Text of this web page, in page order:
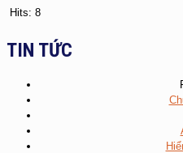
Hits: 8
TIN TỨC